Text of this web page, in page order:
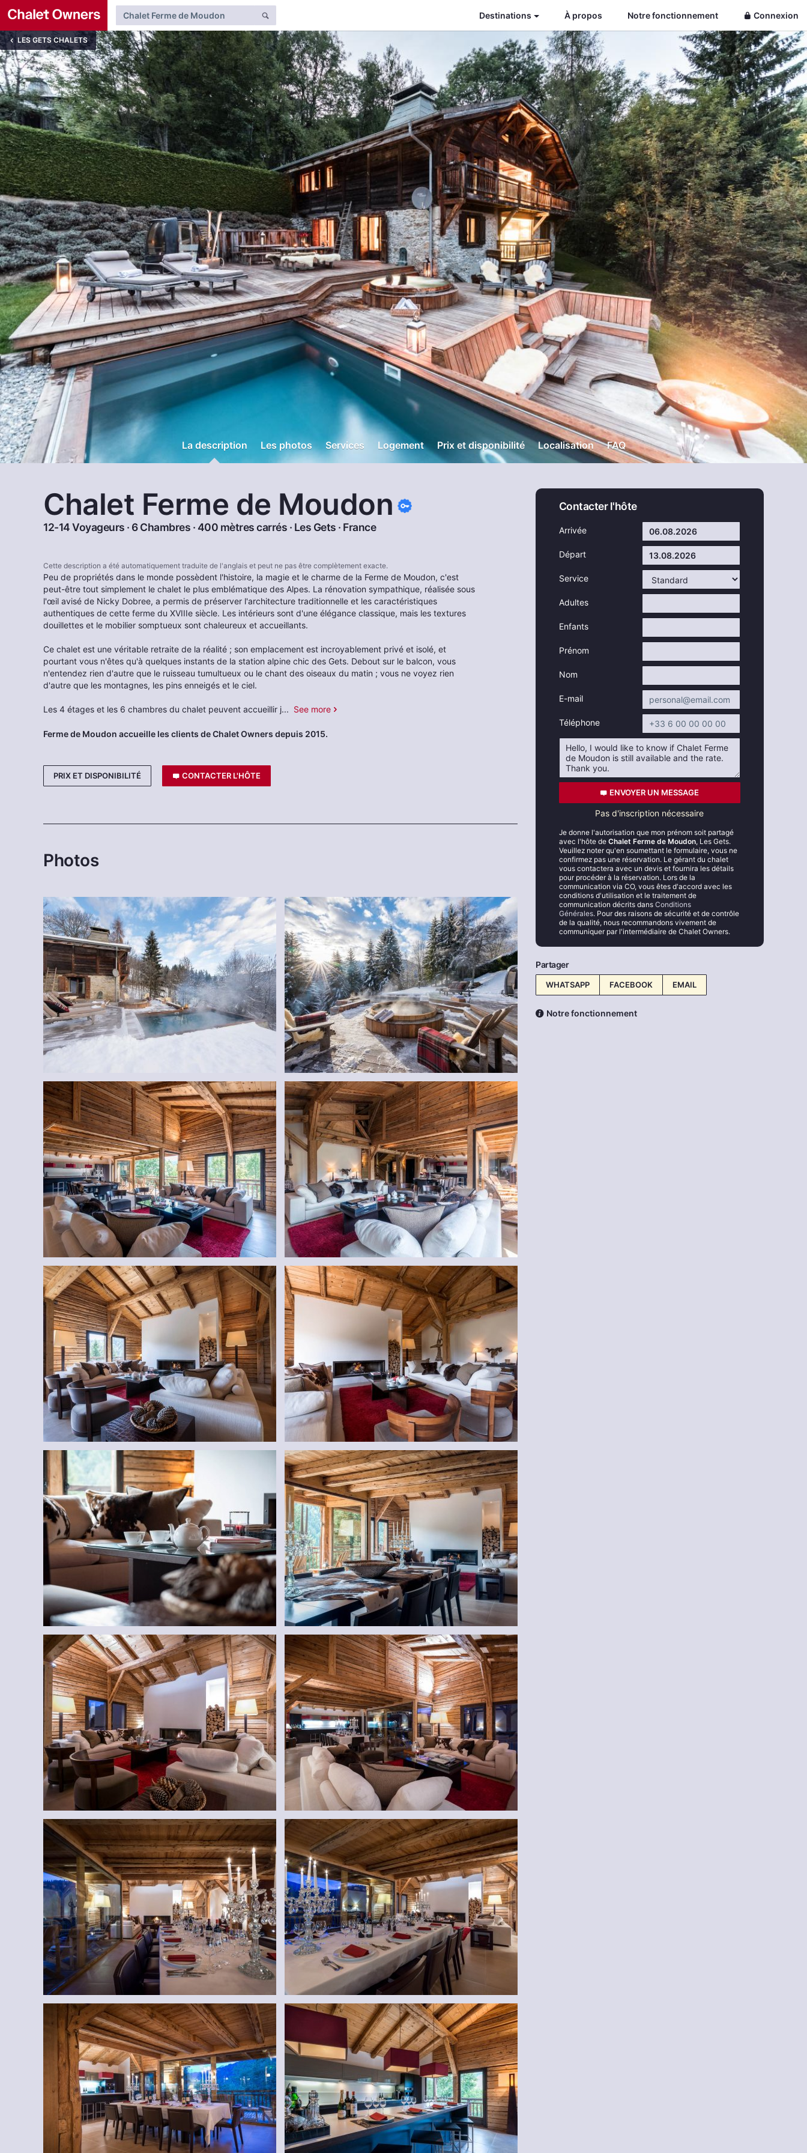
Destinations À propos Notre fonctionnement Connexion
LES GETS CHALETS
La description Les photos Services Logement Prix et disponibilité Localisation FAQ
Chalet Ferme de Moudon
12-14 Voyageurs · 6 Chambres · 400 mètres carrés · Les Gets · France
Cette description a été automatiquement traduite de l'anglais et peut ne pas être complètement exacte.
Peu de propriétés dans le monde possèdent l'histoire, la magie et le charme de la Ferme de Moudon, c'est
peut-être tout simplement le chalet le plus emblématique des Alpes. La rénovation sympathique, réalisée sous
l'œil avisé de Nicky Dobree, a permis de préserver l'architecture traditionnelle et les caractéristiques
authentiques de cette ferme du XVIIIe siècle. Les intérieurs sont d'une élégance classique, mais les textures
douillettes et le mobilier somptueux sont chaleureux et accueillants.
Ce chalet est une véritable retraite de la réalité ; son emplacement est incroyablement privé et isolé, et
pourtant vous n'êtes qu'à quelques instants de la station alpine chic des Gets. Debout sur le balcon, vous
n'entendez rien d'autre que le ruisseau tumultueux ou le chant des oiseaux du matin ; vous ne voyez rien
d'autre que les montagnes, les pins enneigés et le ciel.
Les 4 étages et les 6 chambres du chalet peuvent accueillir j... See more
Ferme de Moudon accueille les clients de Chalet Owners depuis 2015.
PRIX ET DISPONIBILITÉ CONTACTER L'HÔTE
Photos
Contacter l'hôte
Arrivée
Départ
Service
Adultes
Enfants
Prénom
Nom
E-mail
Téléphone
ENVOYER UN MESSAGE
Pas d'inscription nécessaire
Je donne l'autorisation que mon prénom soit partagé
avec l'hôte de Chalet Ferme de Moudon, Les Gets.
Veuillez noter qu'en soumettant le formulaire, vous ne
confirmez pas une réservation. Le gérant du chalet
vous contactera avec un devis et fournira les détails
pour procéder à la réservation. Lors de la
communication via CO, vous êtes d'accord avec les
conditions d'utilisation et le traitement de
communication décrits dans Conditions
Générales. Pour des raisons de sécurité et de contrôle
de la qualité, nous recommandons vivement de
communiquer par l'intermédiaire de Chalet Owners.
Partager
WHATSAPP FACEBOOK EMAIL
Notre fonctionnement